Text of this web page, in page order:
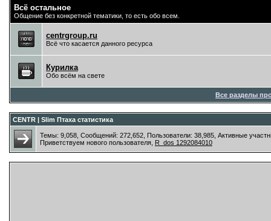
Всё остальное
Общение без конкретной тематики, то есть обо всем.
centrgroup.ru
Всё что касается данного ресурса
Курилка
Обо всём на свете
Все разделы
CENTR | Slim Птаха статистика
Темы: 9,058, Сообщений: 272,652, Пользователи: 38,985, Активные
Приветствуем нового пользователя, R_dos 1292084010